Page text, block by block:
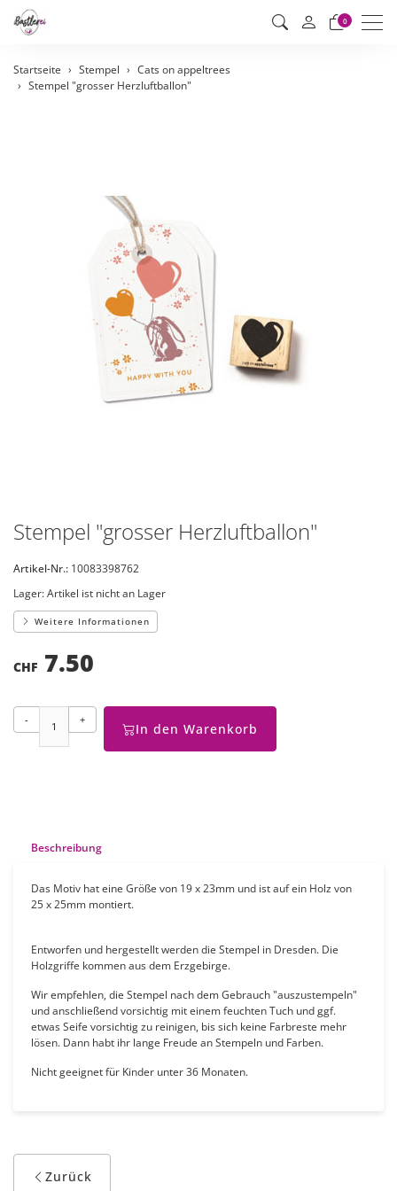
0
Startseite Stempel
Cats on appeltrees
Stempel "grosser Herzluftballon"
Stempel "grosser Herzluftballon"
Artikel-Nr.: 10083398762
Lager:Artikel ist nicht an Lager
Weitere Informationen
CHF 7.50
- +
In den Warenkorb
Beschreibung
Das Motiv hat eine Größe von 19 x 23mm und ist auf ein Holz von
25 x 25mm montiert.
Entworfen und hergestellt werden die Stempel in Dresden. Die
Holzgriffe kommen aus dem Erzgebirge.
Wir empfehlen, die Stempel nach dem Gebrauch "auszustempeln"
und anschließend vorsichtig mit einem feuchten Tuch und ggf.
etwas Seife vorsichtig zu reinigen, bis sich keine Farbreste mehr
lösen. Dann habt ihr lange Freude an Stempeln und Farben.
Nicht geeignet für Kinder unter 36 Monaten.
Zurück